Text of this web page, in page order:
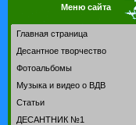
Меню сайта
Главная страница
Десантное творчество
Фотоальбомы
Музыка и видео о ВДВ
Статьи
ДЕСАНТНИК №1